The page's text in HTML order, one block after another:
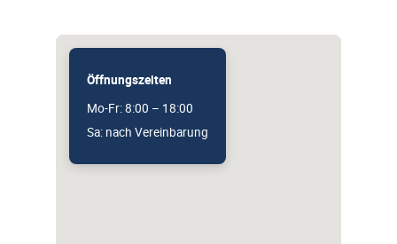
Öffnungszeiten
Mo-Fr: 8:00 – 18:00
Sa: nach Vereinbarung